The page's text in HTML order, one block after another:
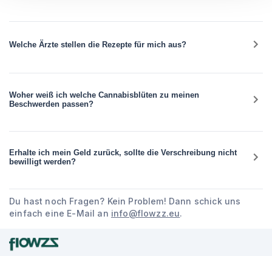
Welche Ärzte stellen die Rezepte für mich aus?
Woher weiß ich welche Cannabisblüten zu meinen
Beschwerden passen?
Erhalte ich mein Geld zurück, sollte die Verschreibung nicht
bewilligt werden?
Du hast noch Fragen? Kein Problem! Dann schick uns
einfach eine E-Mail an info@flowzz.eu.